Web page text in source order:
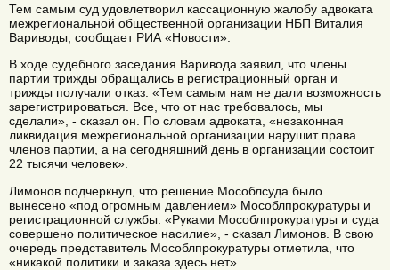
Тем самым суд удовлетворил кассационную жалобу адвоката
межрегиональной общественной организации НБП Виталия
Вариводы, сообщает РИА «Новости».
В ходе судебного заседания Варивода заявил, что члены
партии трижды обращались в регистрационный орган и
трижды получали отказ. «Тем самым нам не дали возможность
зарегистрироваться. Все, что от нас требовалось, мы
сделали», - сказал он. По словам адвоката, «незаконная
ликвидация межрегиональной организации нарушит права
членов партии, а на сегодняшний день в организации состоит
22 тысячи человек».
Лимонов подчеркнул, что решение Мособлсуда было
вынесено «под огромным давлением» Мособлпрокуратуры и
регистрационной службы. «Руками Мособлпрокуратуры и суда
совершено политическое насилие», - сказал Лимонов. В свою
очередь представитель Мособлпрокуратуры отметила, что
«никакой политики и заказа здесь нет».